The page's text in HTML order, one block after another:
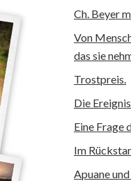
Ch. Beyer
Von
das sie
Trostpreis.
Die
Eine Frage
Im
Apuane